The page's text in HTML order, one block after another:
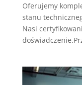
Oferujemy
stanu
Nasi